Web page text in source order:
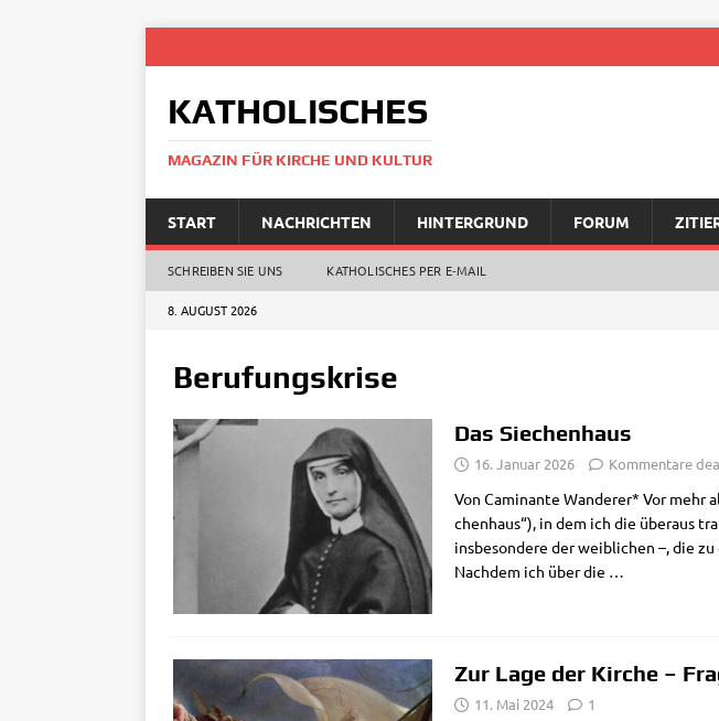
KATHOLISCHES
MAGAZIN FÜR KIRCHE UND KULTUR
START NACHRICHTEN HINTERGRUND FORUM
SCHREIBEN SIE UNS KATHOLISCHES PER E‑MAIL
8. AUGUST 2026
Berufungskrise
Das Siechenhaus
16. Januar 2026 Kommentare
Von Cami­nan­te Wan­de­rer* Vor
chen­haus“), in dem ich die über­aus
ins­be­son­de­re der weib­li­chen –, die
Nach­dem ich über die …
Zur Lage der Kirche –
11. Mai 2024 1